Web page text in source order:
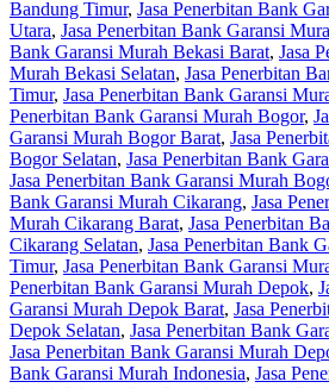
Bandung Timur, Jasa Penerbitan Bank
Utara, Jasa Penerbitan Bank Garansi
Bank Garansi Murah Bekasi Barat, Jasa
Murah Bekasi Selatan, Jasa Penerbitan
Timur, Jasa Penerbitan Bank Garansi
Penerbitan Bank Garansi Murah Bogor,
Garansi Murah Bogor Barat, Jasa
Bogor Selatan, Jasa Penerbitan Bank
Jasa Penerbitan Bank Garansi Murah
Bank Garansi Murah Cikarang, Jasa
Murah Cikarang Barat, Jasa Penerbitan
Cikarang Selatan, Jasa Penerbitan Bank
Timur, Jasa Penerbitan Bank Garansi
Penerbitan Bank Garansi Murah Depok,
Garansi Murah Depok Barat, Jasa
Depok Selatan, Jasa Penerbitan Bank
Jasa Penerbitan Bank Garansi Murah
Bank Garansi Murah Indonesia, Jasa